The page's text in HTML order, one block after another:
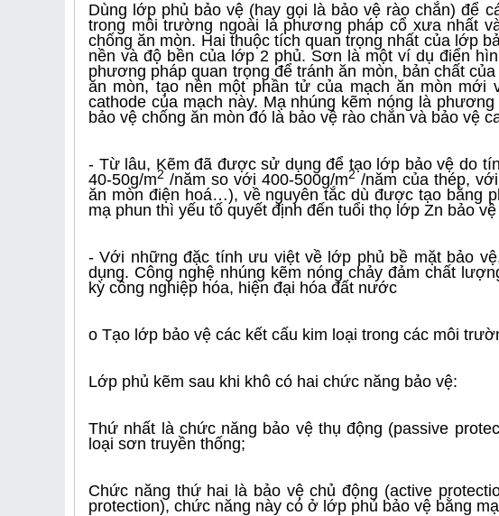
Dùng lớp phủ bảo vệ (hay gọi là bảo vệ rào chắn) để
trong môi trường ngoài là phương pháp cổ xưa nhất
chống ăn mòn. Hai thuộc tích quan trọng nhất của lớp
nền và độ bền của lớp 2 phủ. Sơn là một ví dụ điển
phương pháp quan trọng để tránh ăn mòn, bản chất
ăn mòn, tạo nền một phần tử của mạch ăn mòn
cathode của mạch này. Mạ nhúng kẽm nóng là
bảo vệ chống ăn mòn đó là bảo vệ rào chắn và bảo vệ
- Từ lâu, Kẽm đã được sử dụng để tạo lớp bảo vệ do
40-50g/m2 /năm so với 400-500g/m2 /năm của thép,
ăn mòn điện hoá…), về nguyên tắc dù được tạo bằng
mạ phun thì yếu tố quyết định đến tuổi thọ lớp Zn bảo
- Với những đặc tính ưu việt về lớp phủ bề mặt bảo
dụng. Công nghệ nhúng kẽm nóng chảy đảm chất
kỳ công nghiệp hóa, hiện đại hóa đất nước
o Tạo lớp bảo vệ các kết cấu kim loại trong các môi
Lớp phủ kẽm sau khi khô có hai chức năng bảo vệ:
Thứ nhất là chức năng bảo vệ thụ động (passive
loại sơn truyền thống;
Chức năng thứ hai là bảo vệ chủ động (active
protection), chức năng này có ở lớp phủ bảo vệ bằng